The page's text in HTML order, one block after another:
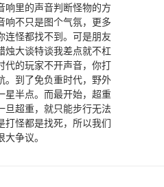
响里的声音判断怪物的方
响不只是图个气氛，更多
连怪都找不到。可是朋友
烛大谈特谈我差点就不杠
代的玩家不开声音，你打
。到了免负重时代，野外
星半点。而最开始，超重
旦超重，就只能步行无法
怪都是找死，所以我们
争议。